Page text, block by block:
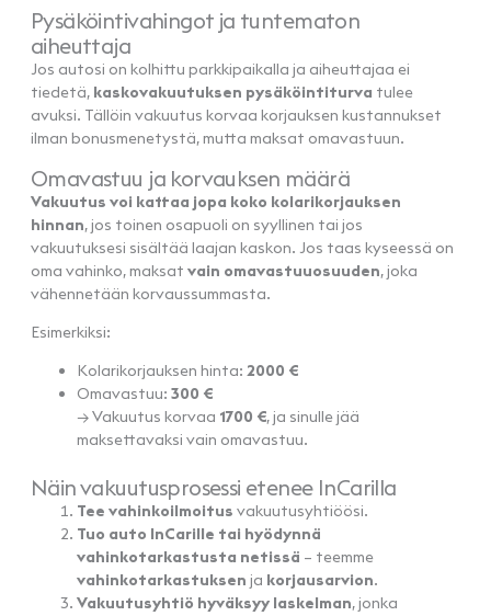
Pysäköintivahingot ja tuntematon
aiheuttaja
Jos autosi on kolhittu parkkipaikalla ja aiheuttajaa ei
tiedetä, kaskovakuutuksen pysäköintiturva tulee
avuksi. Tällöin vakuutus korvaa korjauksen kustannukset
ilman bonusmenetystä, mutta maksat omavastuun.
Omavastuu ja korvauksen määrä
Vakuutus voi kattaa jopa koko kolarikorjauksen
hinnan, jos toinen osapuoli on syyllinen tai jos
vakuutuksesi sisältää laajan kaskon. Jos taas kyseessä on
oma vahinko, maksat vain omavastuuosuuden, joka
vähennetään korvaussummasta.
Esimerkiksi:
Kolarikorjauksen hinta: 2000 €
Omavastuu: 300 €
→ Vakuutus korvaa 1700 €, ja sinulle jää
maksettavaksi vain omavastuu.
Näin vakuutusprosessi etenee InCarilla
Tee vahinkoilmoitus vakuutusyhtiöösi.
Tuo auto InCarille tai hyödynnä
vahinkotarkastusta netissä – teemme
vahinkotarkastuksen ja korjausarvion.
Vakuutusyhtiö hyväksyy laskelman, jonka